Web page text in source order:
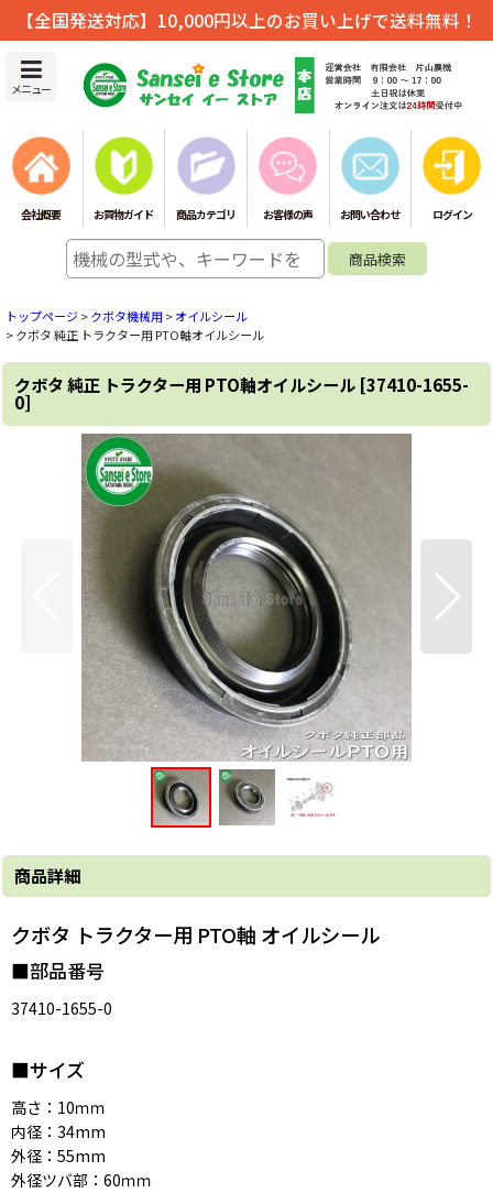
【全国発送対応】10,000円以上のお買い上げで送料無料！
メニュー
会社概要 お買物ガイド 商品カテゴリ お客様の声 お問い合わせ ログイン
トップページ>クボタ機械用 >オイルシール
>クボタ 純正 トラクター用 PTO軸オイルシール
クボタ 純正 トラクター用 PTO軸オイルシール [37410-1655-
0]
商品詳細
クボタ トラクター用 PTO軸 オイルシール
■部品番号
37410-1655-0
■サイズ
高さ：10ｍｍ
内径：34mm
外径：55mm
外径ツバ部：60ｍｍ